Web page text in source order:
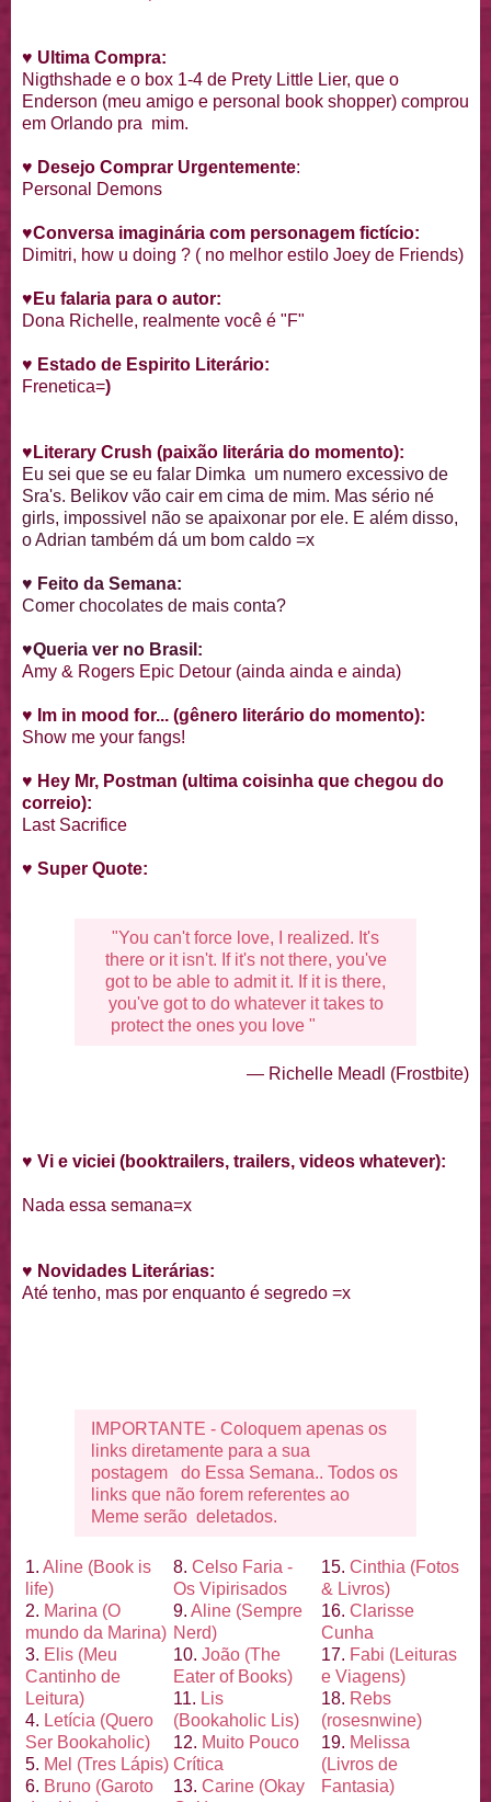
♥ Ultima Compra:
Nigthshade e o box 1-4 de Prety Little Lier, que o
Enderson (meu amigo e personal book shopper) comprou
em Orlando pra mim.
♥ Desejo Comprar Urgentemente:
Personal Demons
♥Conversa imaginária com personagem fictício:
Dimitri, how u doing ? ( no melhor estilo Joey de Friends)
♥ Eu falaria para o autor:
Dona Richelle, realmente você é "F"
♥ Estado de Espirito Literário:
Frenetica=)
♥ Literary Crush (paixão literária do momento):
Eu sei que se eu falar Dimka um numero excessivo de
Sra's. Belikov vão cair em cima de mim. Mas sério né
girls, impossivel não se apaixonar por ele. E além disso,
o Adrian também dá um bom caldo =x
♥ Feito da Semana:
Comer chocolates de mais conta?
♥Queria ver no Brasil:
Amy & Rogers Epic Detour (ainda ainda e ainda)
♥ Im in mood for... (gênero literário do momento):
Show me your fangs!
♥ Hey Mr, Postman (ultima coisinha que chegou do
correio):
Last Sacrifice
♥ Super Quote:
"You can't force love, I realized. It's
there or it isn't. If it's not there, you've
got to be able to admit it. If it is there,
you've got to do whatever it takes to
protect the ones you love "
— Richelle Meadl (Frostbite)
♥ Vi e viciei (booktrailers, trailers, videos whatever):
Nada essa semana=x
♥ Novidades Literárias:
Até tenho, mas por enquanto é segredo =x
IMPORTANTE - Coloquem apenas os
links diretamente para a sua
postagem do Essa Semana.. Todos os
links que não forem referentes ao
Meme serão deletados.
1. Aline (Book is
life)
2. Marina (O
mundo da Marina)
3. Elis (Meu
Cantinho de
Leitura)
4. Letícia (Quero
Ser Bookaholic)
5. Mel (Tres Lápis)
6. Bruno (Garoto
8. Celso Faria -
Os Vipirisados
9. Aline (Sempre
Nerd)
10. João (The
Eater of Books)
11. Lis
(Bookaholic Lis)
12. Muito Pouco
Crítica
13. Carine (Okay
15. Cinthia (Fotos
& Livros)
16. Clarisse
Cunha
17. Fabi (Leituras
e Viagens)
18. Rebs
(rosesnwine)
19. Melissa
(Livros de
Fantasia)